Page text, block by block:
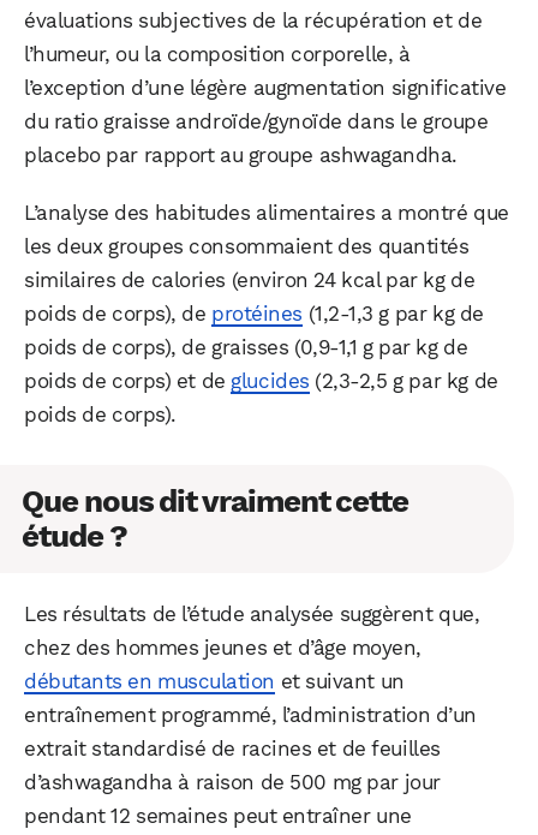
évaluations subjectives de la récupération et de
l’humeur, ou la composition corporelle, à
l’exception d’une légère augmentation significative
du ratio graisse androïde/gynoïde dans le groupe
placebo par rapport au groupe ashwagandha.
L’analyse des habitudes alimentaires a montré que
les deux groupes consommaient des quantités
similaires de calories (environ 24 kcal par kg de
poids de corps), de protéines (1,2-1,3 g par kg de
poids de corps), de graisses (0,9-1,1 g par kg de
poids de corps) et de glucides (2,3-2,5 g par kg de
poids de corps).
Que nous dit vraiment cette
étude ?
Les résultats de l’étude analysée suggèrent que,
chez des hommes jeunes et d’âge moyen,
débutants en musculation et suivant un
entraînement programmé, l’administration d’un
extrait standardisé de racines et de feuilles
d’ashwagandha à raison de 500 mg par jour
pendant 12 semaines peut entraîner une